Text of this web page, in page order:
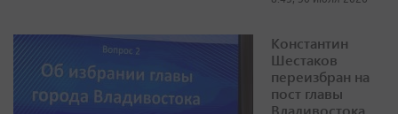
Константин
Шестаков
переизбран на
пост главы